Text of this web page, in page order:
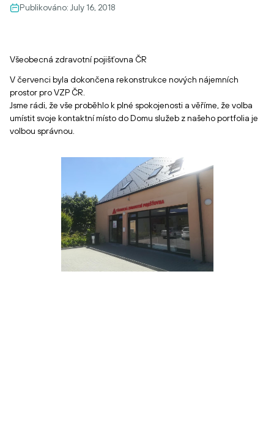
Publikováno: July 16, 2018
Všeobecná zdravotní pojišťovna ČR
V červenci byla dokončena rekonstrukce nových nájemních
prostor pro VZP ČR.
Jsme rádi, že vše proběhlo k plné spokojenosti a věříme, že volba
umístit svoje kontaktní místo do Domu služeb z našeho portfolia je
volbou správnou.